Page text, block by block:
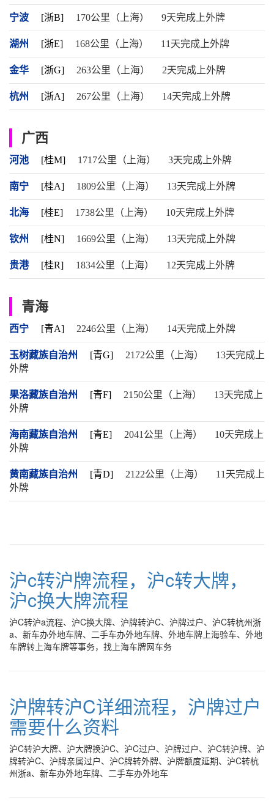
宁波 [浙B] 170公里（上海） 9天完成上外牌
湖州 [浙E] 168公里（上海） 11天完成上外牌
金华 [浙G] 263公里（上海） 2天完成上外牌
杭州 [浙A] 267公里（上海） 14天完成上外牌
广西
河池 [桂M] 1717公里（上海） 3天完成上外牌
南宁 [桂A] 1809公里（上海） 13天完成上外牌
北海 [桂E] 1738公里（上海） 10天完成上外牌
钦州 [桂N] 1669公里（上海） 13天完成上外牌
贵港 [桂R] 1834公里（上海） 12天完成上外牌
青海
西宁 [青A] 2246公里（上海） 14天完成上外牌
玉树藏族自治州 [青G] 2172公里（上海）
13天完成上
外牌
果洛藏族自治州 [青F] 2150公里（上海）
13天完成上
外牌
海南藏族自治州 [青E] 2041公里（上海）
10天完成上
外牌
黄南藏族自治州 [青D] 2122公里（上海）
11天完成上
外牌
沪c转沪牌流程，沪c转大牌，
沪c换大牌流程
沪C转沪a流程、沪C换大牌、沪牌转沪C、沪牌过户、沪C转杭州浙
a、新车办外地车牌、二手车办外地车牌、外地车牌上海验车、外地
车牌转上海车牌等事务，找上海车牌网车务
沪牌转沪C详细流程，沪牌过户
需要什么资料
沪C转沪大牌、沪大牌换沪C、沪C过户、沪牌过户、沪C转沪牌、沪
牌转沪C、沪牌亲属过户、沪C牌转外牌、沪牌额度延期、沪C转杭
州浙a、新车办外地车牌、二手车办外地车